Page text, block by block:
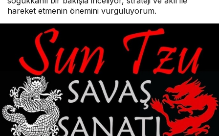
hareket etmenin önemini vurguluyorum.